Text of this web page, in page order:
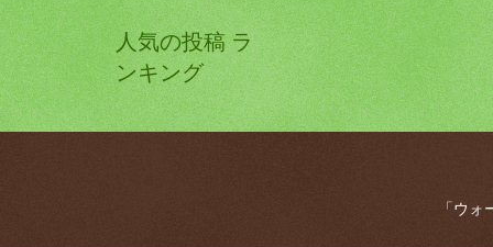
人気の投稿 ラ
ンキング
「ウ